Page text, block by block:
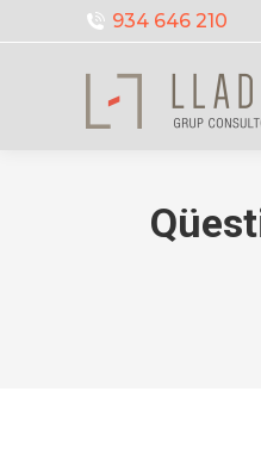
934 646 210